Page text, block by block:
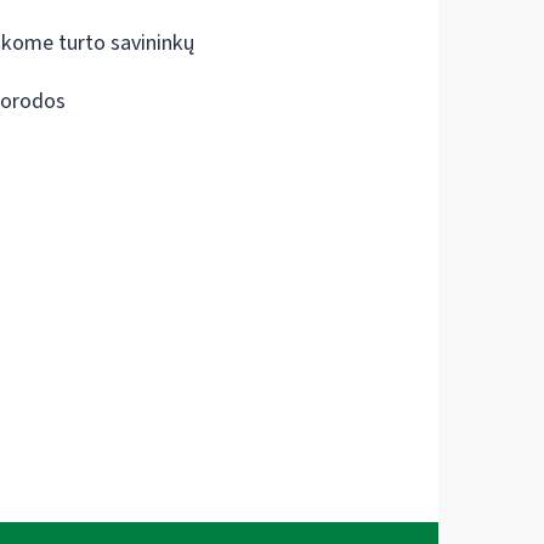
turto savininkų